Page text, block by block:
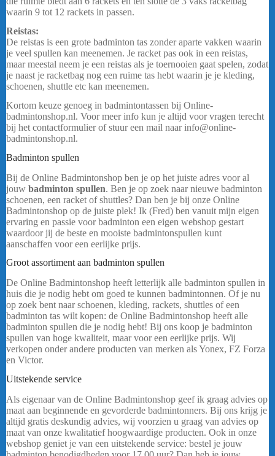
waarin 9 tot 12 rackets in passen.
Reistas:
De reistas is een grote badminton tas zonder aparte vakken waarin
je veel spullen kan meenemen. Je racket pas ook in een reistas,
maar meestal neem je een reistas als je toernooien gaat spelen, zodat
je naast je racketbag nog een ruime tas hebt waarin je je kleding,
schoenen, shuttle etc kan meenemen.
Kortom keuze genoeg in badmintontassen bij Online-
badmintonshop.nl. Voor meer info kun je altijd voor vragen terecht
bij het contactformulier of stuur een mail naar info@online-
badmintonshop.nl.
Badminton spullen
Bij de Online Badmintonshop ben je op het juiste adres voor al
jouw badminton spullen. Ben je op zoek naar nieuwe badminton
schoenen, een racket of shuttles? Dan ben je bij onze Online
Badmintonshop op de juiste plek! Ik (Fred) ben vanuit mijn eigen
ervaring en passie voor badminton een eigen webshop gestart
waardoor jij de beste en mooiste badmintonspullen kunt
aanschaffen voor een eerlijke prijs.
Groot assortiment aan badminton spullen
De Online Badmintonshop heeft letterlijk alle badminton spullen in
huis die je nodig hebt om goed te kunnen badmintonnen. Of je nu
op zoek bent naar schoenen, kleding, rackets, shuttles of een
badminton tas wilt kopen: de Online Badmintonshop heeft alle
badminton spullen die je nodig hebt! Bij ons koop je badminton
spullen van hoge kwaliteit, maar voor een eerlijke prijs. Wij
verkopen onder andere producten van merken als Yonex, FZ Forza
en Victor.
Uitstekende service
Als eigenaar van de Online Badmintonshop geef ik graag advies op
maat aan beginnende en gevorderde badmintonners. Bij ons krijg je
altijd gratis deskundig advies, wij voorzien u graag van advies op
maat van onze kwalitatief hoogwaardige producten. Ook in onze
webshop geniet je van een uitstekende service: bestel je jouw